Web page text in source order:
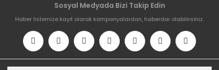
Sosyal Medyada Bizi Takip Edin
Haber listemize kayıt olarak kampanyalardan, haberdar olabilirsiniz.